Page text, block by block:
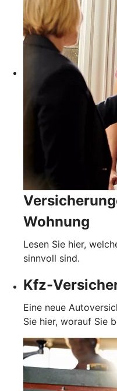
Wohnung
Lesen Sie hier,
sinnvoll sind.
Kfz-
Eine neue
Sie hier, worauf Sie